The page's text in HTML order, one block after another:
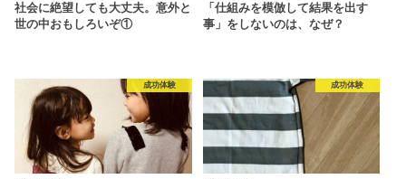
社会に絶望しても大丈夫。意外と
世の中おもしろいぞ①
「仕組みを模倣して結果を出す
事」をしないのは、なぜ？
成功体験 成功体験